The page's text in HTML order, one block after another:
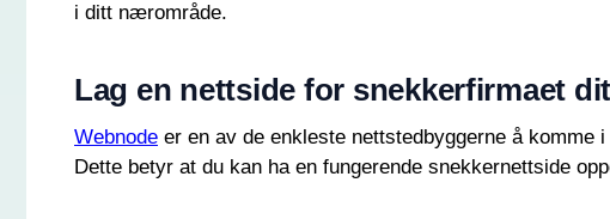
i ditt nærområde.
Lag en nettside for snekkerfirmaet
Webnode er en av de enkleste nettstedbyggerne å komme
Dette betyr at du kan ha en fungerende snekkernettside